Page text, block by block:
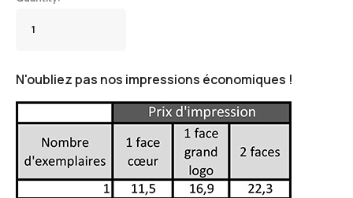
N'oubliez pas nos impressions économiques !